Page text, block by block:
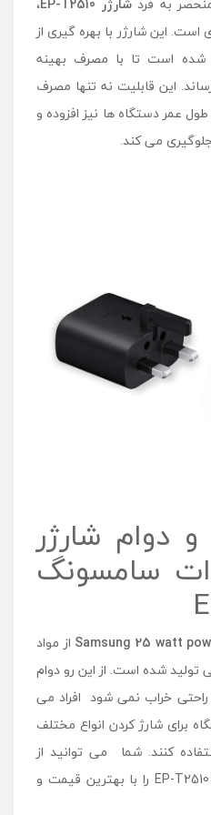
است. این شارژر با بهره‌ گیری از
شده است تا با مصرف بهینه
این قابلیت نه تنها مصرف
عمر دستگاه‌ ها نیز افزوده و
می‌ کند.
دوام شارژر
25 وات سامسونگ
Samsung 25 watt از مواد
تولید شده است. از این رو دوام
خراب نمی شود افراد می
برای شارژ کردن انواع مختلف
کنند. شما می توانید از
شارژر EP-T2510 را با بهترین قیمت و